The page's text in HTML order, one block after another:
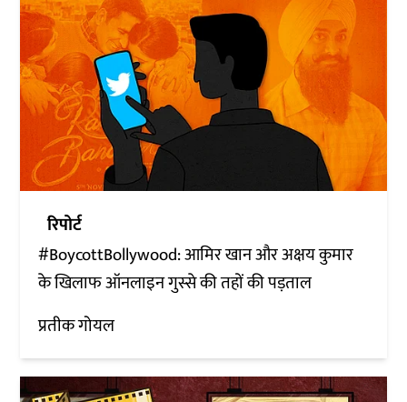
रिपोर्ट
#BoycottBollywood: आमिर खान और अक्षय कुमार
के खिलाफ ऑनलाइन गुस्से की तहों की पड़ताल
प्रतीक गोयल